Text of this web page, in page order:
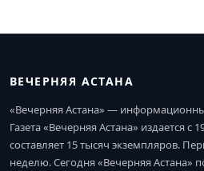
ВЕЧЕРНЯЯ АСТАНА
«Вечерняя Астана» —
Газета «Вечерняя Астана» издается с
составляет 15 тысяч экземпляров.
неделю. Сегодня «Вечерняя Астана»